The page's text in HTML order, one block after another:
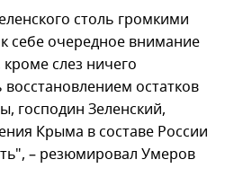
столь громкими
себе очередное внимание
слез ничего
остатков
господин Зеленский,
Крыма в составе России
– резюмировал Умеров